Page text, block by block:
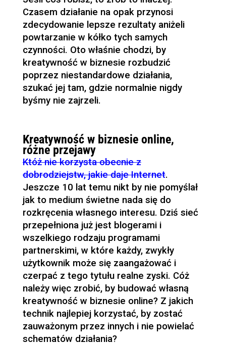
Czasem działanie na opak przynosi
zdecydowanie lepsze rezultaty aniżeli
powtarzanie w kółko tych samych
czynności. Oto właśnie chodzi, by
kreatywność w biznesie rozbudzić
poprzez niestandardowe działania,
szukać jej tam, gdzie normalnie nigdy
byśmy nie zajrzeli.
Kreatywność w biznesie online,
różne przejawy
Któż nie korzysta obecnie z
dobrodziejstw, jakie daje Internet.
Jeszcze 10 lat temu nikt by nie pomyślał
jak to medium świetne nada się do
rozkręcenia własnego interesu. Dziś sieć
przepełniona już jest blogerami i
wszelkiego rodzaju programami
partnerskimi, w które każdy, zwykły
użytkownik może się zaangażować i
czerpać z tego tytułu realne zyski. Cóż
należy więc zrobić, by budować własną
kreatywność w biznesie online? Z jakich
technik najlepiej korzystać, by zostać
zauważonym przez innych i nie powielać
schematów działania?